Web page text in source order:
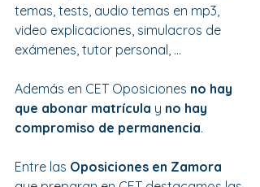
temas, tests, audio temas en mp3,
video explicaciones, simulacros de
exámenes, tutor personal, ...
Además en CET Oposiciones no hay
que abonar matrícula y no hay
compromiso de permanencia.
Entre las Oposiciones en Zamora